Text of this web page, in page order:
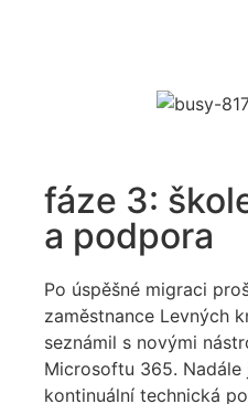
fáze 3:
a podpora
Po úspěšné migraci
zaměstnance Levných
seznámil s novými
Microsoftu 365. Nadále
kontinuální technická